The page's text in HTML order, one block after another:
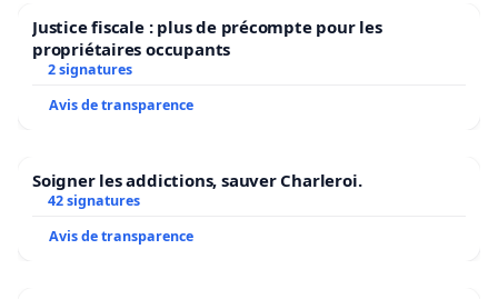
Justice fiscale : plus de précompte pour les
propriétaires occupants
2 signatures
Avis de transparence
Soigner les addictions, sauver Charleroi.
42 signatures
Avis de transparence